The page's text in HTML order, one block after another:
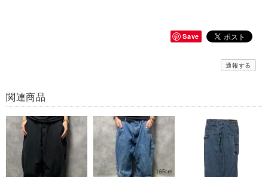
Save
通報する
関連商品